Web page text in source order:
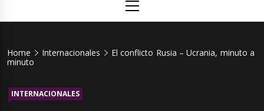
Menu
Home Internacionales
El conflicto Rusia – Ucrania, minuto a
minuto
INTERNACIONALES